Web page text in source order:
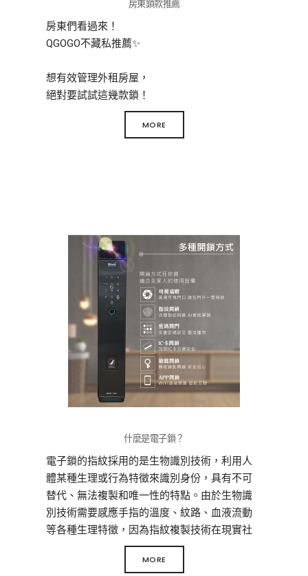
房東鎖款推薦
房東們看過來！
QGOGO不藏私推薦✨
想有效管理外租房屋，
絕對要試試這幾款鎖！
每支都配有完善的管理系統，
MORE
什麼是電子鎖？
電子鎖的指紋採用的是生物識別技術，利用人
體某種生理或行為特徵來識別身份，具有不可
替代、無法複製和唯一性的特點。由於生物識
別技術需要感應手指的溫度、紋路、血液流動
等各種生理特徵，因為指紋複製技術在現實社
會中是很難實現的。
MORE